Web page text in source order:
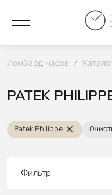
Ломбард часов /
PATEK
Patek Philippe
Фильтр